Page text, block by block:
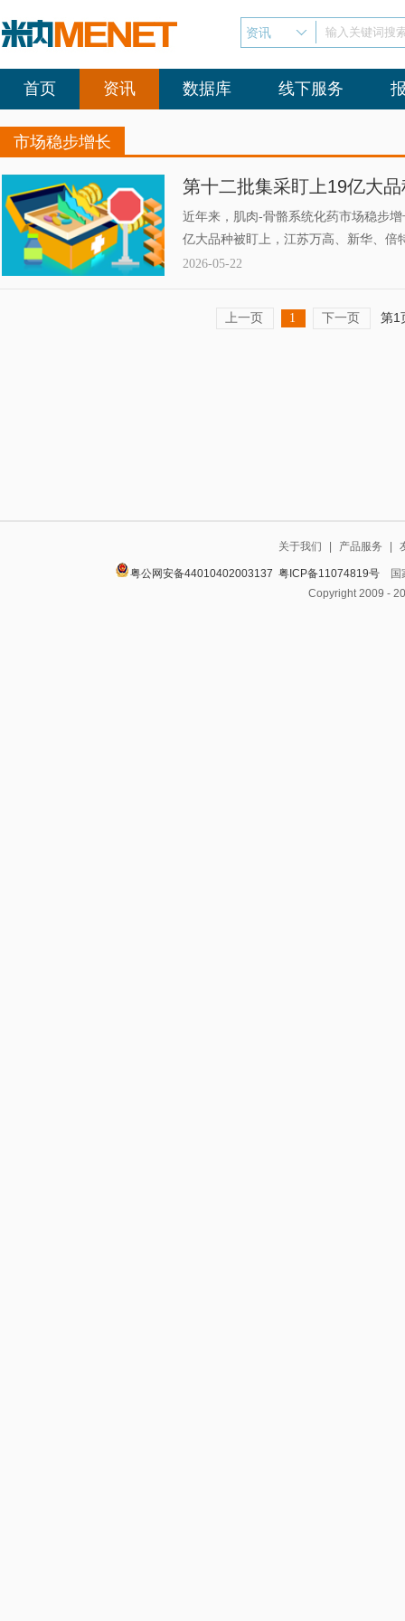
资讯 输入关键词搜
首页 资讯 数据库 线下服务
市场稳步增长
第十二批集采盯上19亿大
剂暴涨222%，北京泰德、
近年来，肌肉-骨骼系统化药市场稳步
亿大品种被盯上，江苏万高、新华、
TOP20中，高端注射剂暴涨222%，北
2026-05-22
上一页 1 下一页 第1
关于我们 产品服务
粤公网安备44010402003137 粤ICP备11074819号 国
Copyright 2009 -